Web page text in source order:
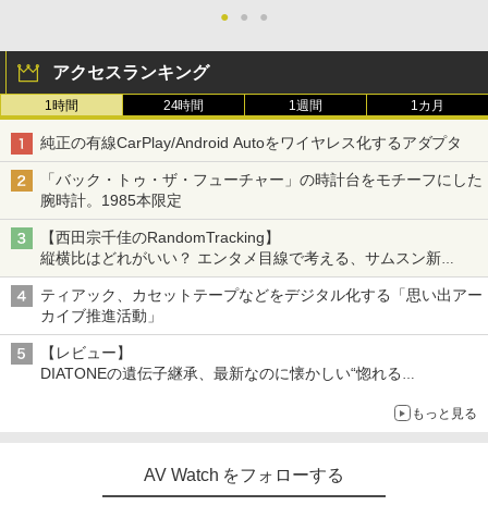
● ● ●
アクセスランキング
1時間 24時間 1週間 1カ月
純正の有線CarPlay/Android Autoをワイヤレス化するアダプタ
「バック・トゥ・ザ・フューチャー」の時計台をモチーフにした
腕時計。1985本限定
【西田宗千佳のRandomTracking】
縦横比はどれがいい？ エンタメ目線で考える、サムスン新
「Galaxy Z Fold」
ティアック、カセットテープなどをデジタル化する「思い出アー
カイブ推進活動」
【レビュー】
DIATONEの遺伝子継承、最新なのに懐かしい“惚れる
もっと見る
AV Watch をフォローする